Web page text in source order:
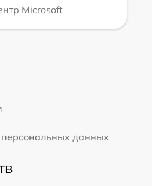
Microsoft
персональных данных